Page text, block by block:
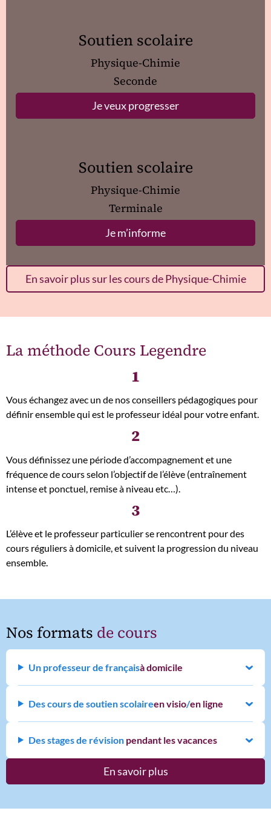
Soutien scolaire
Physique-Chimie
Seconde
Je veux progresser
Soutien scolaire
Physique-Chimie
Terminale
Je m’informe
En savoir plus sur les cours de Physique-Chimie
La méthode Cours Legendre
1
Vous échangez avec un de nos conseillers pédagogiques pour
définir ensemble qui est le professeur idéal pour votre enfant.
2
Vous définissez une période d’accompagnement et une
fréquence de cours selon l’objectif de l’élève (entraînement
intense et ponctuel, remise à niveau etc…).
3
L’élève et le professeur particulier se rencontrent pour des
cours réguliers à domicile, et suivent la progression du niveau
ensemble.
Nos formats de cours
Un professeur de françaisà domicile
Des cours de soutien scolaireen visio/en ligne
Des stages de révision pendant les vacances
En savoir plus